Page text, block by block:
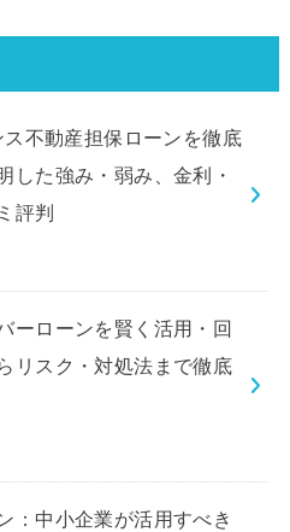
不動産担保ローンを徹底
した強み・弱み、金利・
評判
ーローンを賢く活用・回
リスク・対処法まで徹底
：中小企業が活用すべき